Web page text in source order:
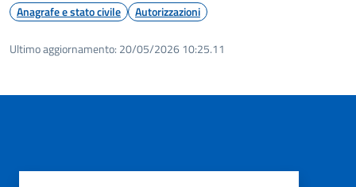
Anagrafe e stato civile Autorizzazioni
Ultimo aggiornamento: 20/05/2026 10:25.11